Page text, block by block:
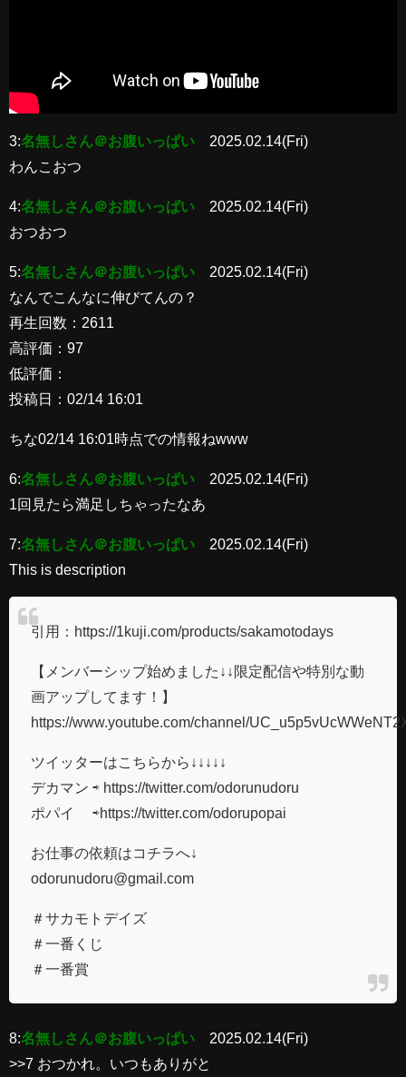
3:名無しさん＠お腹いっぱい
2025.02.14(Fri)
わんこおつ
4:名無しさん＠お腹いっぱい
2025.02.14(Fri)
おつおつ
5:名無しさん＠お腹いっぱい
2025.02.14(Fri)
なんでこんなに伸びてんの？
再生回数：2611
高評価：97
低評価：
投稿日：02/14 16:01
ちな02/14 16:01時点での情報ねwww
6:名無しさん＠お腹いっぱい
2025.02.14(Fri)
1回見たら満足しちゃったなあ
7:名無しさん＠お腹いっぱい
2025.02.14(Fri)
This is description
引用：https://1kuji.com/products/sakamotodays
【メンバーシップ始めました↓↓限定配信や特別な動
画アップしてます！】
https://www.youtube.com/channel/
ツイッターはこちらから↓↓↓↓↓
デカマン ⇨ https://twitter.com/odorunudoru​​​​​​
ポパイ ⇨https://twitter.com/odorupopai​​​​​​
お仕事の依頼はコチラへ↓
odorunudoru@gmail.com
＃サカモトデイズ
＃一番くじ
＃一番賞
8:名無しさん＠お腹いっぱい
2025.02.14(Fri)
>>7 おつかれ。いつもありがと